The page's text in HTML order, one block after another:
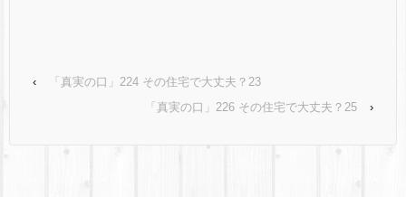
‹
「真実の口」224 その住宅で大丈夫？23
「真実の口」226 その住宅で大丈夫？25
›